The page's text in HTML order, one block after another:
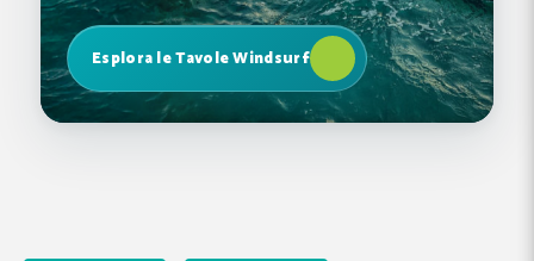
Esplora le Tavole Windsurf